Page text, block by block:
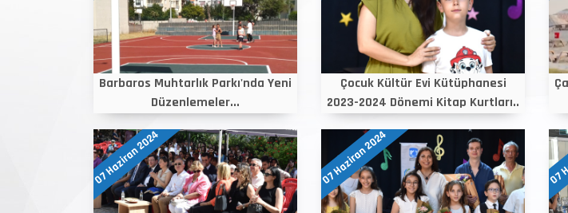
Barbaros Muhtarlık Parkı'nda Yeni
Düzenlemeler...
Çocuk Kültür Evi Kütüphanesi
2023-2024 Dönemi Kitap Kurtları..
07 Haziran 2024 07 Haziran 2024